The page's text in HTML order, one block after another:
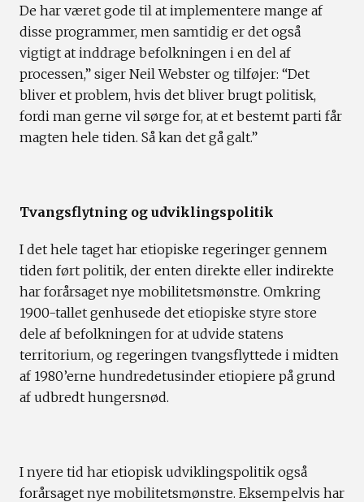
De har været gode til at implementere mange af
disse programmer, men samtidig er det også
vigtigt at inddrage befolkningen i en del af
processen,” siger Neil Webster og tilføjer: “Det
bliver et problem, hvis det bliver brugt politisk,
fordi man gerne vil sørge for, at et bestemt parti får
magten hele tiden. Så kan det gå galt.”
Tvangsflytning og udviklingspolitik
I det hele taget har etiopiske regeringer gennem
tiden ført politik, der enten direkte eller indirekte
har forårsaget nye mobilitetsmønstre. Omkring
1900-tallet genhusede det etiopiske styre store
dele af befolkningen for at udvide statens
territorium, og regeringen tvangsflyttede i midten
af 1980’erne hundredetusinder etiopiere på grund
af udbredt hungersnød.
I nyere tid har etiopisk udviklingspolitik også
forårsaget nye mobilitetsmønstre. Eksempelvis har